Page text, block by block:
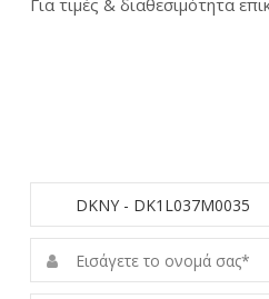
Για τιμές & διαθεσιμότητα